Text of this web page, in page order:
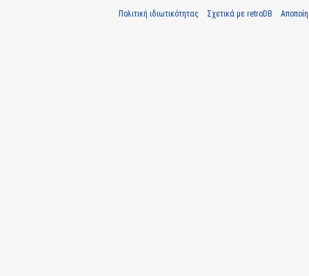
Πολιτική ιδιωτικότητας Σχετικά με retroDB